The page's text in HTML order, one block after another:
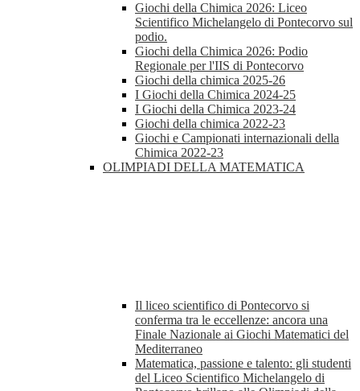
Giochi della Chimica 2026: Liceo
Scientifico Michelangelo di Pontecorvo sul
podio.
Giochi della Chimica 2026: Podio
Regionale per l'IIS di Pontecorvo
Giochi della chimica 2025-26
I Giochi della Chimica 2024-25
I Giochi della Chimica 2023-24
Giochi della chimica 2022-23
Giochi e Campionati internazionali della
Chimica 2022-23
OLIMPIADI DELLA MATEMATICA
Il liceo scientifico di Pontecorvo si
conferma tra le eccellenze: ancora una
Finale Nazionale ai Giochi Matematici del
Mediterraneo
Matematica, passione e talento: gli studenti
del Liceo Scientifico Michelangelo di